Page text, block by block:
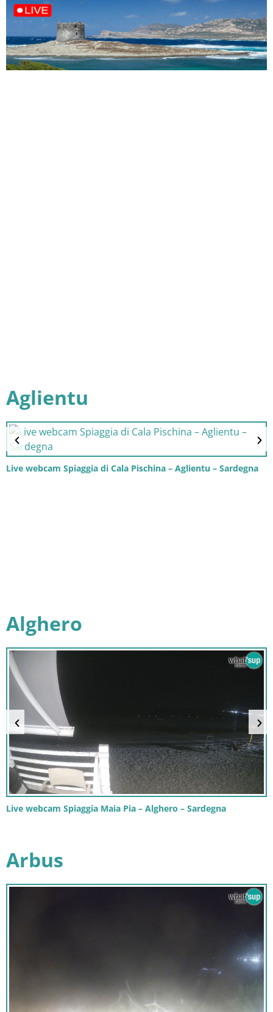
Aglientu
Live webcam Spiaggia di Cala Pischina – Aglientu – Sardegna
Alghero
Live webcam Spiaggia Maia Pia – Alghero – Sardegna
Arbus